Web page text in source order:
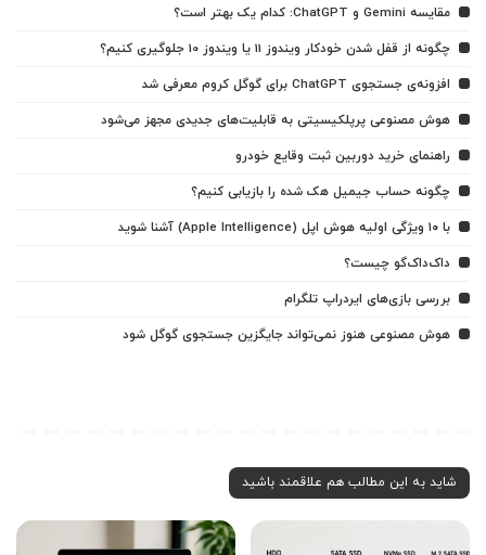
مقایسه Gemini و ChatGPT: کدام یک بهتر است؟
چگونه از قفل شدن خودکار ویندوز 11 یا ویندوز 10 جلوگیری کنیم؟
افزونه‌ی جستجوی ChatGPT برای گوگل کروم معرفی شد
هوش مصنوعی پرپلکیسیتی به قابلیت‌های جدیدی مجهز می‌شود
راهنمای خرید دوربین ثبت وقایع خودرو
چگونه حساب جیمیل هک شده را بازیابی کنیم؟
با ۱۰ ویژگی اولیه هوش اپل (Apple Intelligence) آشنا شوید
داک‌داک‌گو چیست؟
بررسی بازی‌های ایردراپ تلگرام
هوش مصنوعی هنوز نمی‌تواند جایگزین جستجوی گوگل شود
شاید به این مطالب هم علاقمند باشید